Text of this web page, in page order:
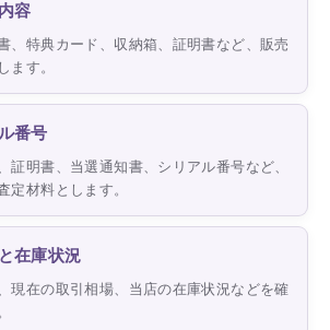
容
、特典カード、収納箱、証明書など、販売
ます。
番号
証明書、当選通知書、シリアル番号など、
定材料とします。
在庫状況
現在の取引相場、当店の在庫状況などを確